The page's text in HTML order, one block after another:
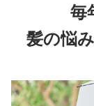
毎
髪の悩